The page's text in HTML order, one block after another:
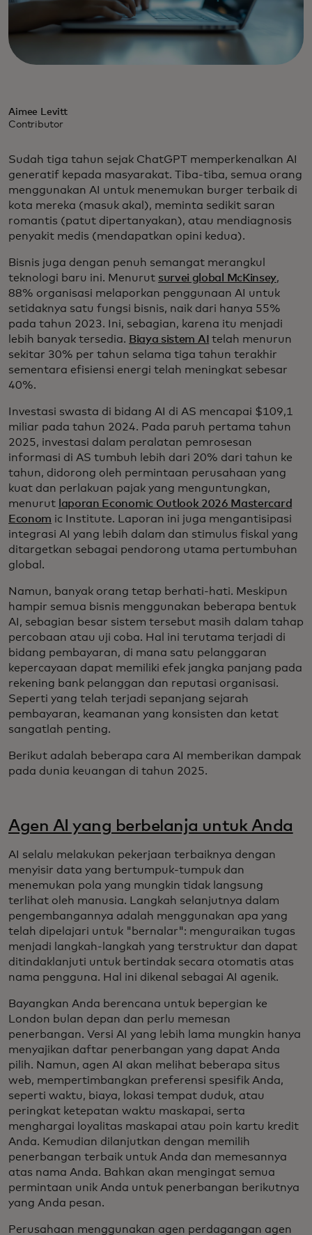
Aimee Levitt
Contributor
Sudah tiga tahun sejak ChatGPT memperkenalkan AI
generatif kepada masyarakat. Tiba-tiba, semua orang
menggunakan AI untuk menemukan burger terbaik di
kota mereka (masuk akal), meminta sedikit saran
romantis (patut dipertanyakan), atau mendiagnosis
penyakit medis (mendapatkan opini kedua).
Bisnis juga dengan penuh semangat merangkul
teknologi baru ini. Menurut survei global McKinsey,
88% organisasi melaporkan penggunaan AI untuk
setidaknya satu fungsi bisnis, naik dari hanya 55%
pada tahun 2023. Ini, sebagian, karena itu menjadi
lebih banyak tersedia. Biaya sistem AI telah menurun
sekitar 30% per tahun selama tiga tahun terakhir
sementara efisiensi energi telah meningkat sebesar
40%.
Investasi swasta di bidang AI di AS mencapai $109,1
miliar pada tahun 2024. Pada paruh pertama tahun
2025, investasi dalam peralatan pemrosesan
informasi di AS tumbuh lebih dari 20% dari tahun ke
tahun, didorong oleh permintaan perusahaan yang
kuat dan perlakuan pajak yang menguntungkan,
menurut laporan Economic Outlook 2026 Mastercard
Econom ic Institute. Laporan ini juga mengantisipasi
integrasi AI yang lebih dalam dan stimulus fiskal yang
ditargetkan sebagai pendorong utama pertumbuhan
global.
Namun, banyak orang tetap berhati-hati. Meskipun
hampir semua bisnis menggunakan beberapa bentuk
AI, sebagian besar sistem tersebut masih dalam tahap
percobaan atau uji coba. Hal ini terutama terjadi di
bidang pembayaran, di mana satu pelanggaran
kepercayaan dapat memiliki efek jangka panjang pada
rekening bank pelanggan dan reputasi organisasi.
Seperti yang telah terjadi sepanjang sejarah
pembayaran, keamanan yang konsisten dan ketat
sangatlah penting.
Berikut adalah beberapa cara AI memberikan dampak
pada dunia keuangan di tahun 2025.
Agen AI yang berbelanja untuk Anda
AI selalu melakukan pekerjaan terbaiknya dengan
menyisir data yang bertumpuk-tumpuk dan
menemukan pola yang mungkin tidak langsung
terlihat oleh manusia. Langkah selanjutnya dalam
pengembangannya adalah menggunakan apa yang
telah dipelajari untuk "bernalar": menguraikan tugas
menjadi langkah-langkah yang terstruktur dan dapat
ditindaklanjuti untuk bertindak secara otomatis atas
nama pengguna. Hal ini dikenal sebagai AI agenik.
Bayangkan Anda berencana untuk bepergian ke
London bulan depan dan perlu memesan
penerbangan. Versi AI yang lebih lama mungkin hanya
menyajikan daftar penerbangan yang dapat Anda
pilih. Namun, agen AI akan melihat beberapa situs
web, mempertimbangkan preferensi spesifik Anda,
seperti waktu, biaya, lokasi tempat duduk, atau
peringkat ketepatan waktu maskapai, serta
menghargai loyalitas maskapai atau poin kartu kredit
Anda. Kemudian dilanjutkan dengan memilih
penerbangan terbaik untuk Anda dan memesannya
atas nama Anda. Bahkan akan mengingat semua
permintaan unik Anda untuk penerbangan berikutnya
yang Anda pesan.
Perusahaan menggunakan agen perdagangan agen